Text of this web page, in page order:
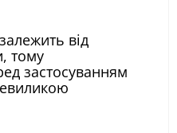
від
тому
застосуванням